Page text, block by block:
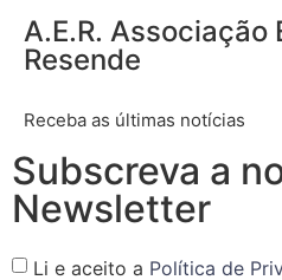
A.E.R. Associação
Resende
Receba as últimas notícias
Subscreva a
Newsletter
Li e aceito a Política de